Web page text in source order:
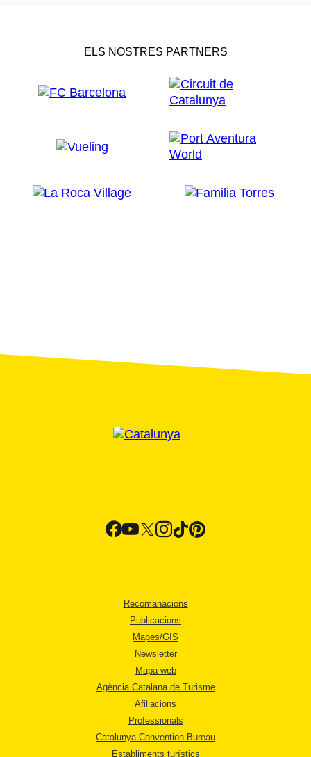
ELS NOSTRES PARTNERS
Recomanacions
Publicacions
Mapes/GIS
Newsletter
Mapa web
Agència Catalana de Turisme
Afiliacions
Professionals
Catalunya Convention Bureau
Establiments turístics